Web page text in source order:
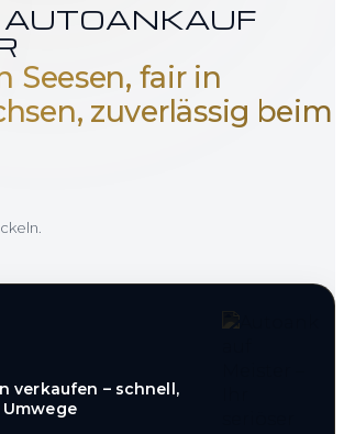
Seesen, fair in
zuverlässig beim
verkaufen – schnell,